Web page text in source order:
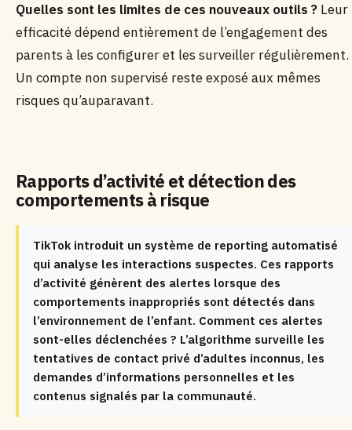
Quelles sont les limites de ces nouveaux outils ? Leur
efficacité dépend entièrement de l’engagement des
parents à les configurer et les surveiller régulièrement.
Un compte non supervisé reste exposé aux mêmes
risques qu’auparavant.
Rapports d’activité et détection des
comportements à risque
TikTok introduit un système de reporting automatisé
qui analyse les interactions suspectes. Ces rapports
d’activité génèrent des alertes lorsque des
comportements inappropriés sont détectés dans
l’environnement de l’enfant. Comment ces alertes
sont-elles déclenchées ? L’algorithme surveille les
tentatives de contact privé d’adultes inconnus, les
demandes d’informations personnelles et les
contenus signalés par la communauté.